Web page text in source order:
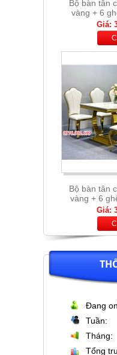
Bộ bàn tân
vàng + 6
Giá:
Bộ bàn
khẩu + 6
Giá:
Đang
Tuần:
Tháng:
Tổng